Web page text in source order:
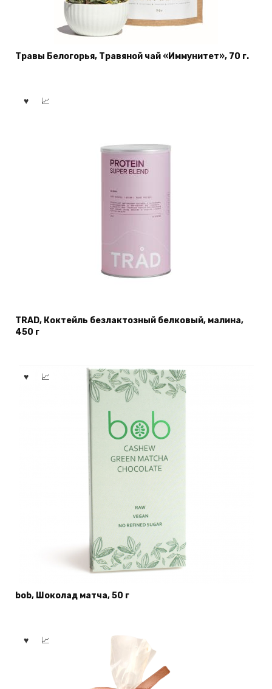
Травы Белогорья, Травяной чай «Иммунитет», 70 г.
TRAD, Коктейль безлактозный белковый, малина,
450 г
bob, Шоколад матча, 50 г